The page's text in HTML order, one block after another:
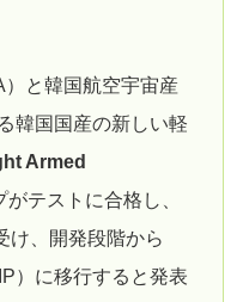
と韓国航空宇宙産
韓国国産の新しい軽
Armed
テストに合格し、
け、開発段階から
）に移行すると発表